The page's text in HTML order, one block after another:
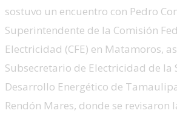
sostuvo un encuentro con Pedro
Superintendente de la Comisión
Electricidad (CFE) en Matamoros,
Subsecretario de Electricidad de la
Desarrollo Energético de
Rendón Mares, donde se revisaron